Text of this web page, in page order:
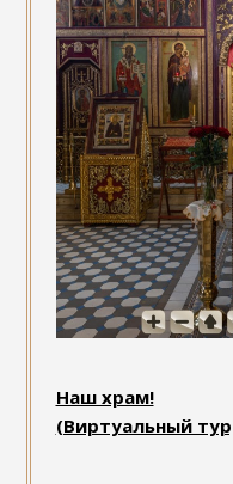
Наш храм!
(Виртуальный